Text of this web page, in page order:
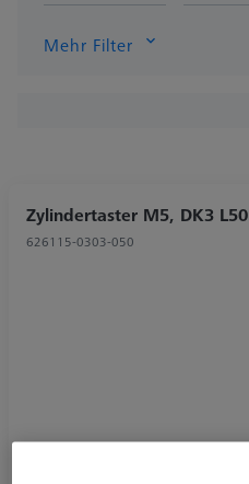
Mehr Filter
Zylindertaster M5, DK3 L50
626115-0303-050